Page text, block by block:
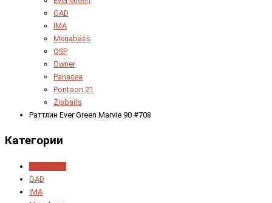
GAD
IMA
Megabass
OSP
Owner
Panacea
Pontoon 21
Zipbaits
Раттлин Ever Green Marvie 90 #708
Категории
GAD
IMA